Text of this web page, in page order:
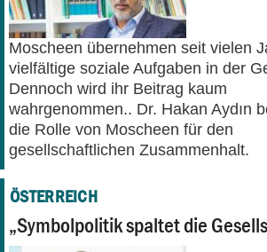
Moscheen übernehmen seit vielen
vielfältige soziale Aufgaben in der
Dennoch wird ihr Beitrag kaum
wahrgenommen.. Dr. Hakan Aydın
die Rolle von Moscheen für den
gesellschaftlichen Zusammenhalt.
ÖSTERREICH
„Symbolpolitik spaltet die